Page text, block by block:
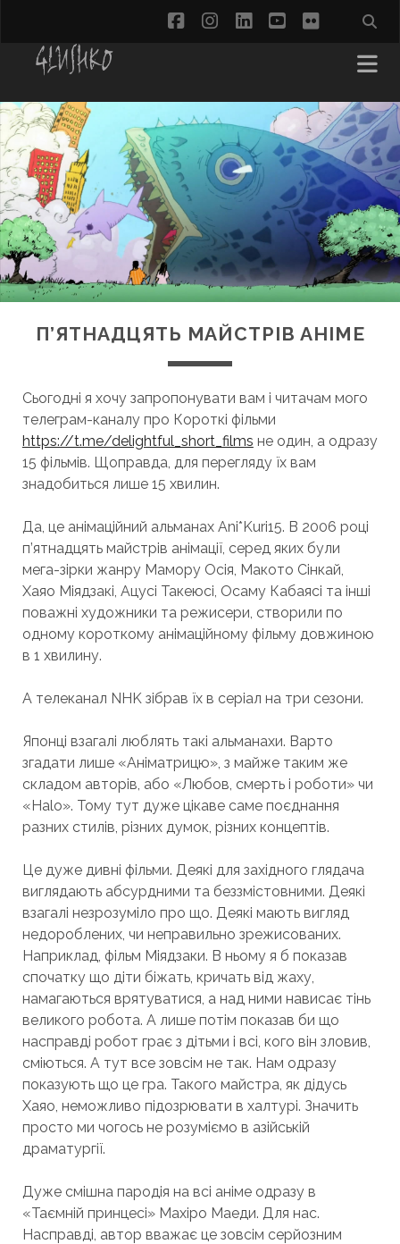
facebookinstagram
linkedin
youtube
flickr
П’ЯТНАДЦЯТЬ МАЙСТРІВ АНІМЕ
Сьогодні я хочу запропонувати вам і читачам мого
телеграм-каналу про Короткі фільми
https://t.me/delightful_short_films не один, а одразу
15 фільмів. Щоправда, для перегляду їх вам
знадобиться лише 15 хвилин.
Да, це анімаційний альманах Ani*Kuri15. В 2006 році
п’ятнадцять майстрів анімації, серед яких були
мега-зірки жанру Мамору Осія, Макото Сінкай,
Хаяо Міядзакі, Ацусі Такеюсі, Осаму Кабаясі та інші
поважні художники та режисери, створили по
одному короткому анімаційному фільму довжиною
в 1 хвилину.
А телеканал NHK зібрав їх в серіал на три сезони.
Японці взагалі люблять такі альманахи. Варто
згадати лише «Аніматрицю», з майже таким же
складом авторів, або «Любов, смерть і роботи» чи
«Halo». Тому тут дуже цікаве саме поєднання
разних стилів, різних думок, різних концептів.
Це дуже дивні фільми. Деякі для західного глядача
виглядають абсурдними та беззмістовними. Деякі
взагалі незрозуміло про що. Деякі мають вигляд
недороблених, чи неправильно зрежисованих.
Наприклад, фільм Міядзаки. В ньому я б показав
спочатку що діти біжать, кричать від жаху,
намагаються врятуватися, а над ними нависає тінь
великого робота. А лише потім показав би що
насправді робот грає з дітьми і всі, кого він зловив,
сміються. А тут все зовсім не так. Нам одразу
показують що це гра. Такого майстра, як дідусь
Хаяо, неможливо підозрювати в халтурі. Значить
просто ми чогось не розуміємо в азійській
драматургії.
Дуже смішна пародія на всі аніме одразу в
«Таємній принцесі» Махіро Маеди. Для нас.
Насправді, автор вважає це зовсім серйозним